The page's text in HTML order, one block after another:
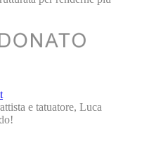
e tatuatore, Luca